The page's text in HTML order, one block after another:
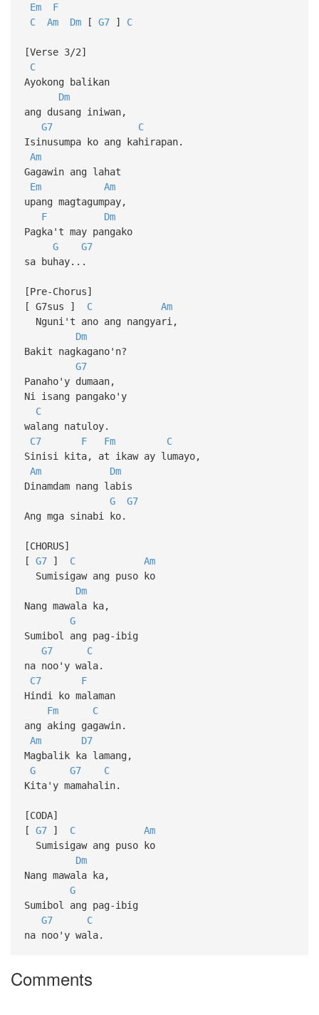
Em
F
C
Am Dm[ G7] C
[Verse 3/2]
C
Ayokong balikan
Dm
ang dusang iniwan,
G7
C
Isinusumpa ko ang kahirapan.
Am
Gagawin ang lahat
Em
Am
upang magtagumpay,
F
Dm
Pagka't may pangako
G
G7
sa buhay...
[Pre-Chorus]
[ G7sus ] C
Am
Nguni't ano ang nangyari,
Dm
Bakit nagkagano'n?
G7
Panaho'y dumaan,
Ni isang pangako'y
C
walang natuloy.
C7
F Fm
C
Sinisi kita, at ikaw ay lumayo,
Am
Dm
Dinamdam nang labis
G
G7
Ang mga sinabi ko.
[CHORUS]
[ G7] C
Am
Sumisigaw ang puso ko
Dm
Nang mawala ka,
G
Sumibol ang pag-ibig
G7
C
na noo'y wala.
C7
F
Hindi ko malaman
Fm
C
ang aking gagawin.
Am
D7
Magbalik ka lamang,
G
G7
C
Kita'y mamahalin.
[CODA]
[ G7] C
Am
Sumisigaw ang puso ko
Dm
Nang mawala ka,
G
Sumibol ang pag-ibig
G7
C
na noo'y wala.
Comments